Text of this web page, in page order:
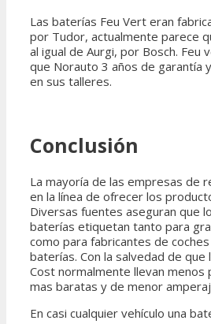
Las baterías Feu Vert eran
por Tudor, actualmente parece
al igual de Aurgi, por Bosch. Feu
que Norauto 3 años de garantía
en sus talleres.
Conclusión
La mayoría de las empresas de
en la línea de ofrecer los
Diversas fuentes aseguran que
baterías etiquetan tanto para
como para fabricantes de
baterías. Con la salvedad de
Cost normalmente llevan menos
mas baratas y de menor
En casi cualquier vehículo una